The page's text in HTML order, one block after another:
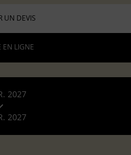
UN DEVIS
EN LIGNE
2027
2027